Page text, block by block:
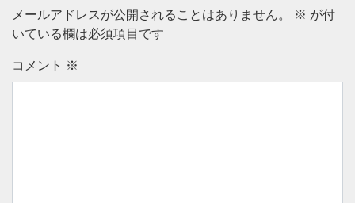
メールアドレスが公開されることはありません。 ※ が付
いている欄は必須項目です
コメント ※